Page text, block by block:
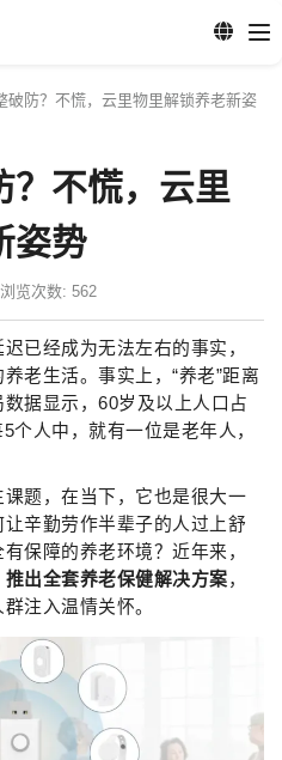
破防？不慌，云里物里解锁养老新姿
？不慌，云里
姿势
浏览次数: 562
已经成为无法左右的事实，
老生活。事实上，“养老”距离
据显示，60岁及以上人口占
个人中，就有一位是老年人，
题，在当下，它也是很大一
辛勤劳作半辈子的人过上舒
保障的养老环境？近年来，
推出全套养老保健解决方案，
注入温情关怀。